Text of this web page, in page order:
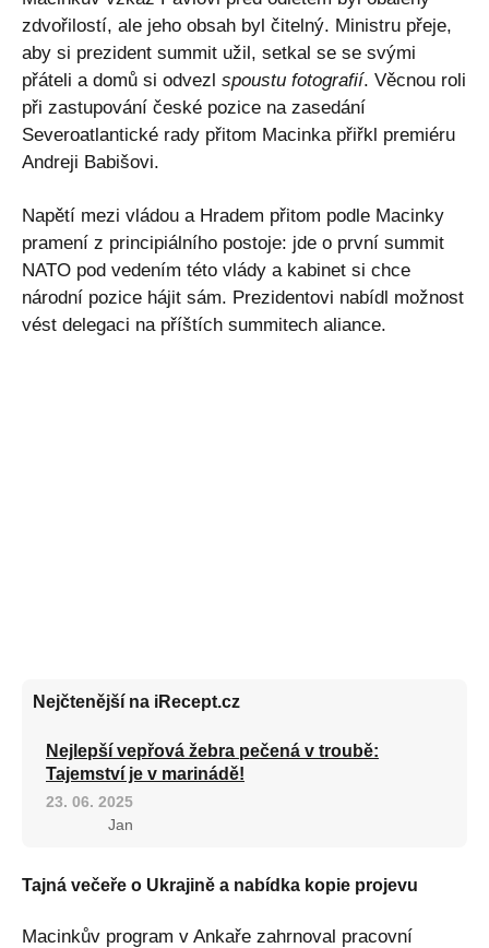
zdvořilostí, ale jeho obsah byl čitelný. Ministru přeje,
aby si prezident summit užil, setkal se se svými
přáteli a domů si odvezl spoustu fotografií. Věcnou roli
při zastupování české pozice na zasedání
Severoatlantické rady přitom Macinka přiřkl premiéru
Andreji Babišovi.
Napětí mezi vládou a Hradem přitom podle Macinky
pramení z principiálního postoje: jde o první summit
NATO pod vedením této vlády a kabinet si chce
národní pozice hájit sám. Prezidentovi nabídl možnost
vést delegaci na příštích summitech aliance.
Nejčtenější na iRecept.cz
Nejlepší vepřová žebra pečená v troubě:
Tajemství je v marinádě!
23. 06. 2025
Jan
Tajná večeře o Ukrajině a nabídka kopie projevu
Macinkův program v Ankaře zahrnoval pracovní